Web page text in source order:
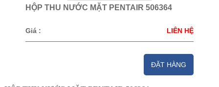
HỘP THU NƯỚC MẶT PENTAIR 506364
Giá : LIÊN HỆ
ĐẶT HÀNG